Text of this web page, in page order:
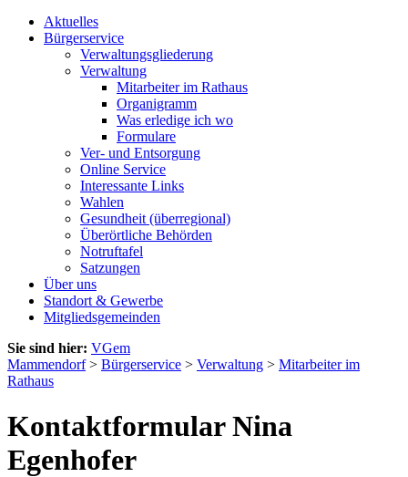
Aktuelles
Bürgerservice
Verwaltungsgliederung
Verwaltung
Mitarbeiter im Rathaus
Organigramm
Was erledige ich wo
Formulare
Ver- und Entsorgung
Online Service
Interessante Links
Wahlen
Gesundheit (überregional)
Überörtliche Behörden
Notruftafel
Satzungen
Über uns
Standort & Gewerbe
Mitgliedsgemeinden
Sie sind hier: VGem
Mammendorf> Bürgerservice > Verwaltung > Mitarbeiter im
Rathaus
Kontaktformular Nina
Egenhofer